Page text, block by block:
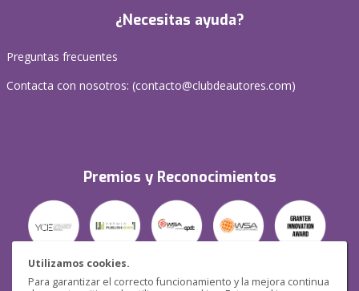
Utilizamos cookies.
Para garantizar el correcto funcionamiento y la mejora continua
¿Necesitas ayuda?
Preguntas frecuentes
Contacta con nosotros: (contacto@clubdeautores.com)
Premios y Reconocimientos
Seguridad